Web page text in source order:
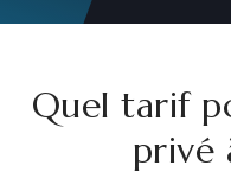
Quel tarif
privé